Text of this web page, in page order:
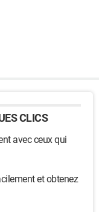
CLICS
avec ceux qui
et obtenez